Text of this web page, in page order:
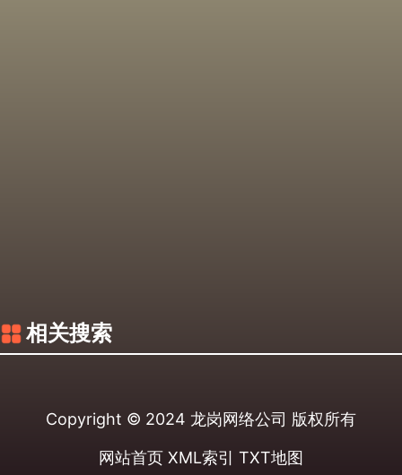
相关搜索
Copyright © 2024 龙岗网络公司 版权所有
网站首页 XML索引 TXT地图